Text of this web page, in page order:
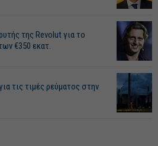
της Revolut για το
€350 εκατ.
τις τιμές ρεύματος στην